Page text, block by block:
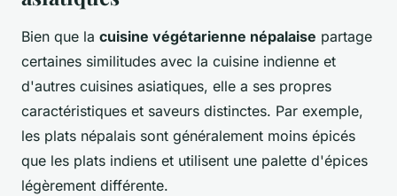
Bien que la cuisine végétarienne népalaise partage
certaines similitudes avec la cuisine indienne et
d'autres cuisines asiatiques, elle a ses propres
caractéristiques et saveurs distinctes. Par exemple,
les plats népalais sont généralement moins épicés
que les plats indiens et utilisent une palette d'épices
légèrement différente.